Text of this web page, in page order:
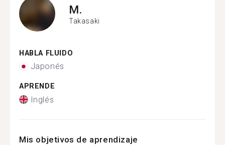
M.
Takasaki
HABLA FLUIDO
Japonés
APRENDE
Inglés
Mis objetivos de aprendizaje